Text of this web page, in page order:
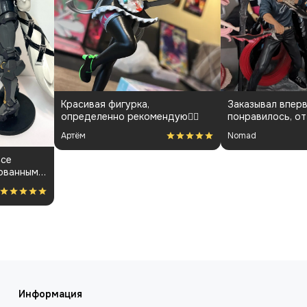
Заказывал впервые, все очень
понравилось, от общения с
менеджарами до фигурки и
покраса
Nomad
Информация